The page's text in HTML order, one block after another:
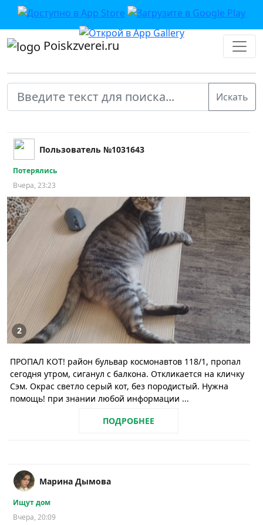
Poiskzverei.ru
Пользователь №1031643
Потерялись
Вчера, 23:23
2
ПРОПАЛ КОТ! район бульвар космонавтов 118/1, пропал
сегодня утром, сиганул с балкона. Откликается на кличку
Сэм. Окрас светло серый кот, без породистый. Нужна
помощь! при знании любой информации ...
ПОДРОБНЕЕ
Марина Дымова
Ищут дом
Вчера, 20:09